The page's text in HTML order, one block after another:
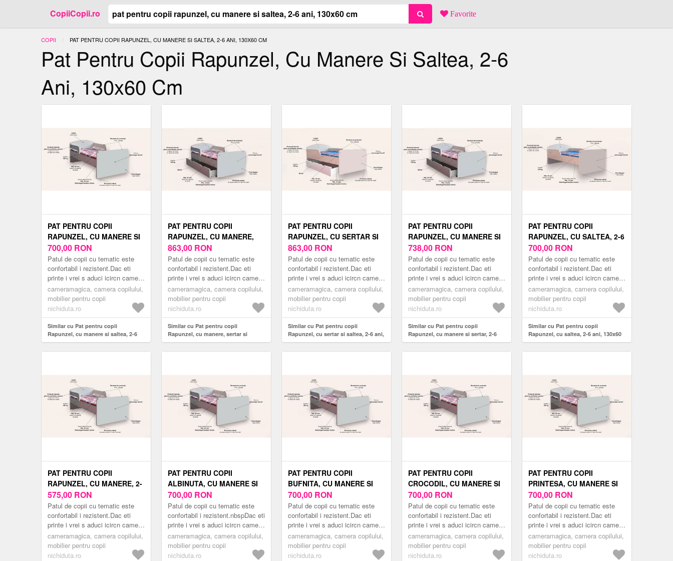
CopiiCopii.ro Favorite
COPII ACTUAL:
PAT PENTRU COPII RAPUNZEL, CU MANERE SI SALTEA, 2-6 ANI, 130X60 CM
Pat Pentru Copii Rapunzel, Cu Manere Si Saltea, 2-6
Ani, 130x60 Cm
PAT PENTRU COPII
RAPUNZEL, CU MANERE SI
SALTEA, 2-6 ANI, 130X60
CM
700,00 RON
Patul de copii cu tematic este
confortabil i rezistent.Dac eti
printe i vrei s aduci icircn camera
copilului tu un pat modern
inspirat din lumea er...
cameramagica, camera copilului,
mobilier pentru copii
nichiduta.ro
Similar cu Pat pentru copii
Rapunzel, cu manere si saltea, 2-6
ani, 130x60 cm
PAT PENTRU COPII
RAPUNZEL, CU MANERE,
SERTAR SI SALTEA, 2-6 ANI,
130X60 CM
863,00 RON
Patul de copii cu tematic este
confortabil i rezistent.Dac eti
printe i vrei s aduci icircn camera
copilului tu un pat modern
inspirat din lumea er...
cameramagica, camera copilului,
mobilier pentru copii
nichiduta.ro
Similar cu Pat pentru copii
Rapunzel, cu manere, sertar si
saltea, 2-6 ani, 130x60 cm
PAT PENTRU COPII
RAPUNZEL, CU SERTAR SI
SALTEA, 2-6 ANI, 130X60
CM
863,00 RON
Patul de copii cu tematic este
confortabil i rezistent.Dac eti
printe i vrei s aduci icircn camera
copilului tu un pat modern
inspirat din lumea er...
cameramagica, camera copilului,
mobilier pentru copii
nichiduta.ro
Similar cu Pat pentru copii
Rapunzel, cu sertar si saltea, 2-6 ani,
130x60 cm
PAT PENTRU COPII
RAPUNZEL, CU MANERE SI
SERTAR, 2-6 ANI, 130X60
CM
738,00 RON
Patul de copii cu tematic este
confortabil i rezistent.Dac eti
printe i vrei s aduci icircn camera
copilului tu un pat modern
inspirat din lumea er...
cameramagica, camera copilului,
mobilier pentru copii
nichiduta.ro
Similar cu Pat pentru copii
Rapunzel, cu manere si sertar, 2-6
ani, 130x60 cm
PAT PENTRU COPII
RAPUNZEL, CU SALTEA, 2-6
ANI, 130X60 CM
700,00 RON
Patul de copii cu tematic este
confortabil i rezistent.Dac eti
printe i vrei s aduci icircn camera
copilului tu un pat modern
inspirat din lumea er...
cameramagica, camera copilului,
mobilier pentru copii
nichiduta.ro
Similar cu Pat pentru copii
Rapunzel, cu saltea, 2-6 ani, 130x60
cm
PAT PENTRU COPII
RAPUNZEL, CU MANERE, 2-
6 ANI, 130X60 CM
575,00 RON
Patul de copii cu tematic este
confortabil i rezistent.Dac eti
printe i vrei s aduci icircn camera
copilului tu un pat modern
inspirat din lumea er...
cameramagica, camera copilului,
mobilier pentru copii
nichiduta.ro
PAT PENTRU COPII
ALBINUTA, CU MANERE SI
SALTEA, 2-6 ANI, 130X60
CM
700,00 RON
Patul de copii cu tematic este
confortabil i rezistent.nbspDac eti
printe i vrei s aduci icircn camera
copilului tu un pat modern
inspirat din lume...
cameramagica, camera copilului,
mobilier pentru copii
nichiduta.ro
PAT PENTRU COPII
BUFNITA, CU MANERE SI
SALTEA, 2-6 ANI, 130X60
CM
700,00 RON
Patul de copii cu tematic este
confortabil i rezistent.Dac eti
printe i vrei s aduci icircn camera
copilului tu un pat modern
inspirat din lumea er...
cameramagica, camera copilului,
mobilier pentru copii
nichiduta.ro
PAT PENTRU COPII
CROCODIL, CU MANERE SI
SALTEA, 2-6 ANI, 130X60
CM
700,00 RON
Patul de copii cu tematic este
confortabil i rezistent.Dac eti
printe i vrei s aduci icircn camera
copilului tu un pat modern
inspirat din lumea er...
cameramagica, camera copilului,
mobilier pentru copii
nichiduta.ro
PAT PENTRU COPII
PRINTESA, CU MANERE SI
SALTEA, 2-6 ANI, 130X60
CM
700,00 RON
Patul de copii cu tematic este
confortabil i rezistent.Dac eti
printe i vrei s aduci icircn camera
copilului tu un pat modern
inspirat din lumea er...
cameramagica, camera copilului,
mobilier pentru copii
nichiduta.ro